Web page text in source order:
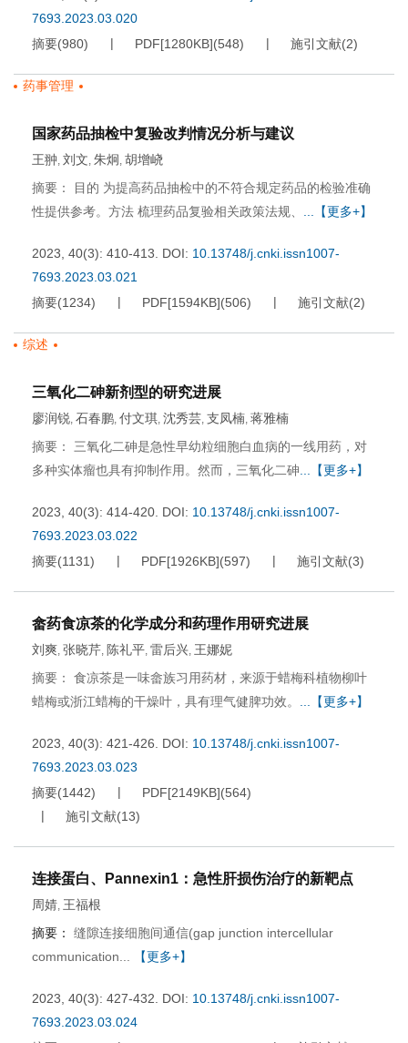
7693.2023.03.020
摘要(980) PDF[1280KB](548) 施引文献(2)
药事管理
国家药品抽检中复验改判情况分析与建议
王翀, 刘文, 朱炯, 胡增峣
摘要： 目的 为提高药品抽检中的不符合规定药品的检验准确
性提供参考。方法 梳理药品复验相关政策法规、
...【更多+】
2023, 40(3): 410-413. DOI: 10.13748/j.cnki.issn1007-
7693.2023.03.021
摘要(1234) PDF[1594KB](506) 施引文献(2)
综述
三氧化二砷新剂型的研究进展
廖润锐, 石春鹏, 付文琪, 沈秀芸, 支凤楠, 蒋雅楠
摘要： 三氧化二砷是急性早幼粒细胞白血病的一线用药，对
多种实体瘤也具有抑制作用。然而，三氧化二砷 ...【更多+】
2023, 40(3): 414-420. DOI: 10.13748/j.cnki.issn1007-
7693.2023.03.022
摘要(1131) PDF[1926KB](597) 施引文献(3)
畲药食凉茶的化学成分和药理作用研究进展
刘爽, 张晓芹, 陈礼平, 雷后兴, 王娜妮
摘要： 食凉茶是一味畲族习用药材，来源于蜡梅科植物柳叶
蜡梅或浙江蜡梅的干燥叶，具有理气健脾功效。
...【更多+】
2023, 40(3): 421-426. DOI: 10.13748/j.cnki.issn1007-
7693.2023.03.023
摘要(1442) PDF[2149KB](564)
施引文献(13)
连接蛋白、Pannexin1：急性肝损伤治疗的新靶点
周婧, 王福根
摘要：
缝隙连接细胞间通信(gap junction intercellular
communication...
【更多+】
2023, 40(3): 427-432. DOI: 10.13748/j.cnki.issn1007-
7693.2023.03.024